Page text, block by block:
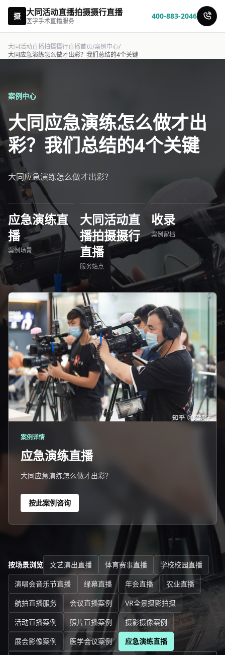
摄 大同活动直播拍摄摄行直播
医学手术直播服务
400-883-2046
大同活动直播拍摄摄行直播首页/案例中心/
大同应急演练怎么做才出彩？我们总结的4个关键
案例中心
大同应急演练怎么做才出
彩？我们总结的4个关键
大同应急演练怎么做才出彩？
应急演练直
播
案例场景
大同活动直
播拍摄摄行
直播
服务站点
收录
案例留档
案例详情
应急演练直播
大同应急演练怎么做才出彩？
按此案例咨询
按场景浏览 文艺演出直播 体育赛事直播
学校校园直播
演唱会音乐节直播
绿幕直播 年会直播
农业直播
航拍直播服务
会议直播案例
VR全景摄影拍摄
活动直播案例
照片直播案例
摄影摄像案例
展会影像案例
医学会议案例
应急演练直播